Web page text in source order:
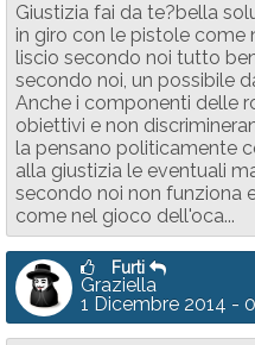
Giustizia fai da te?bella
in giro con le pistole come
liscio secondo noi tutto
secondo noi, un possibile
Anche i componenti delle
obiettivi e non
la pensano politicamente
alla giustizia le eventuali
secondo noi non funziona
come nel gioco dell'oca...
Furti
Graziella
1 Dicembre 2014 -